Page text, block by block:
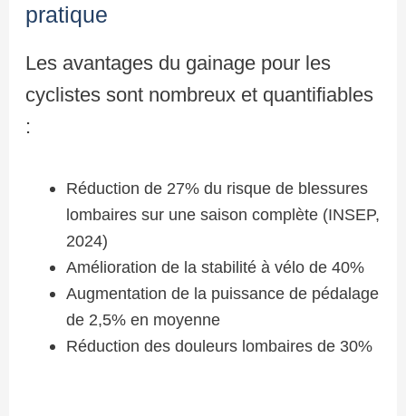
pratique
Les avantages du gainage pour les
cyclistes sont nombreux et quantifiables
:
Réduction de 27% du risque de blessures
lombaires sur une saison complète (INSEP,
2024)
Amélioration de la stabilité à vélo de 40%
Augmentation de la puissance de pédalage
de 2,5% en moyenne
Réduction des douleurs lombaires de 30%